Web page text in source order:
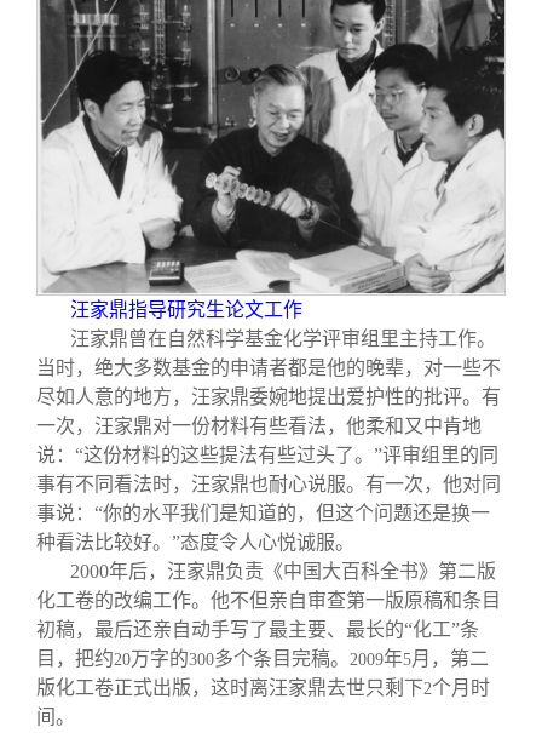
汪家鼎指导研究生论文工作
汪家鼎曾在自然科学基金化学评审组里主持工作。
当时，绝大多数基金的申请者都是他的晚辈，对一些不
尽如人意的地方，汪家鼎委婉地提出爱护性的批评。有
一次，汪家鼎对一份材料有些看法，他柔和又中肯地
说：“这份材料的这些提法有些过头了。”评审组里的同
事有不同看法时，汪家鼎也耐心说服。有一次，他对同
事说：“你的水平我们是知道的，但这个问题还是换一
种看法比较好。”态度令人心悦诚服。
2000年后，汪家鼎负责《中国大百科全书》第二版
化工卷的改编工作。他不但亲自审查第一版原稿和条目
初稿，最后还亲自动手写了最主要、最长的“化工”条
目，把约20万字的300多个条目完稿。 2009年5月，第二
版化工卷正式出版，这时离汪家鼎去世只剩下2个月时
间。